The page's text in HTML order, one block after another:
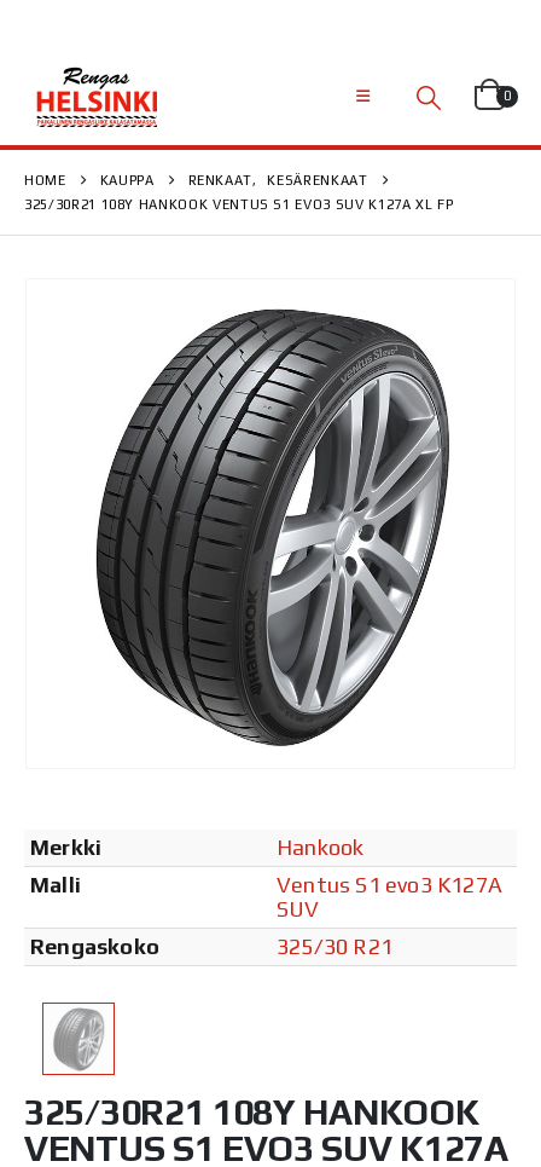
0
HOME KAUPPA RENKAAT,
KESÄRENKAAT
325/30R21 108Y HANKOOK VENTUS S1 EVO3 SUV K127A XL FP
Merkki
Hankook
Malli
Ventus S1 evo3 K127A
SUV
Rengaskoko
325/30 R21
325/30R21 108Y HANKOOK
VENTUS S1 EVO3 SUV K127A